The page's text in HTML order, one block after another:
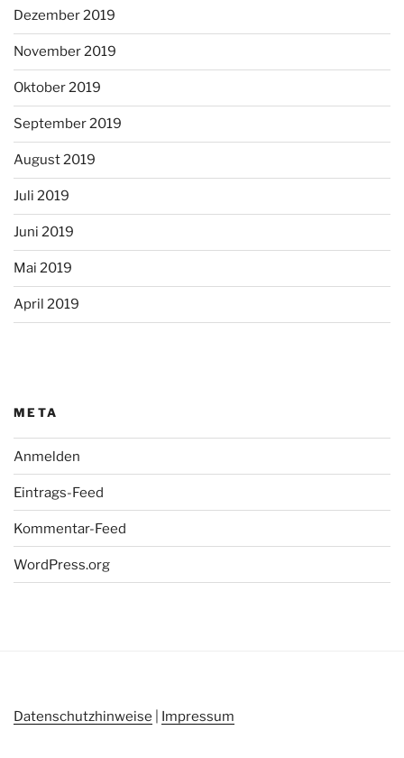
Dezember 2019
November 2019
Oktober 2019
September 2019
August 2019
Juli 2019
Juni 2019
Mai 2019
April 2019
META
Anmelden
Eintrags-Feed
Kommentar-Feed
WordPress.org
Datenschutzhinweise Impressum